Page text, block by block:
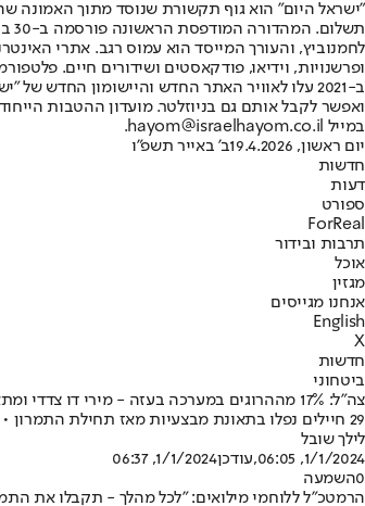
"ישראל היום" הוא גוף תקשורת שנוסד מתוך האמונה
ופרשנויות, וידיאו, פודקאסטים ושידורים חיים.
ב-2021 עלו לאוויר האתר החדש והיישומון
ואפשר לקבל אותם גם בניוזלטר. מועדון ההטבות
במייל hayom@israelhayom.co.il.
יום ראשון, 19.4.2026
ב' באייר תשפ"ו
חדשות
דעות
ספורט
ForReal
תרבות ובידור
אוכל
מגזין
אנחנו מגייסים
English
X
חדשות
ביטחוני
צה"ל: 17% מההרוגים במערכה בעזה - מירי דו צדדי ומתאונות
29 חיילים נפלו בתאונת מבצעיות מאז תחילת התמרון • בפיקוד הצפון נהרגו שני חיילים בתאונות מאז חודש אוקטובר
לילך שובל
1/1/2024, 06:05
,עודכן1/1/2024, 06:37
0השמעה
הרמטכ״ל ללוחמי מילואים: "לכל מהלך - תקבלו את